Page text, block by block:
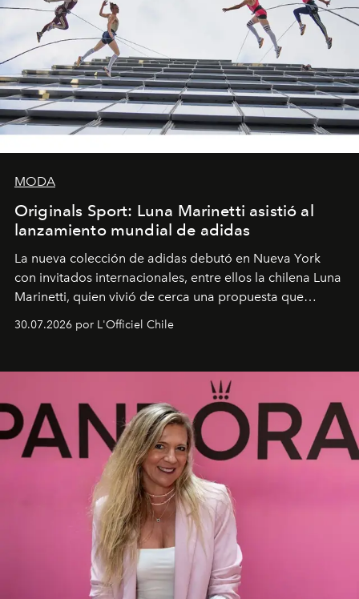
MODA
Originals Sport: Luna Marinetti asistió al
lanzamiento mundial de adidas
La nueva colección de adidas debutó en Nueva York
con invitados internacionales, entre ellos la chilena Luna
Marinetti, quien vivió de cerca una propuesta que
30.07.2026 por L'Officiel Chile